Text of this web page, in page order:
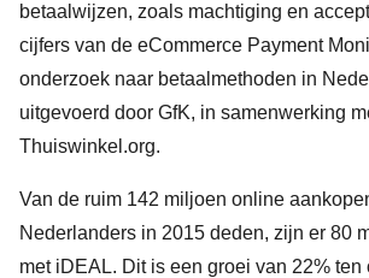
betaalwijzen, zoals machtiging en
cijfers van de eCommerce Payment
onderzoek naar betaalmethoden in
uitgevoerd door GfK, in samenwerking
Thuiswinkel.org.
Van de ruim 142 miljoen online
Nederlanders in 2015 deden, zijn er 80
met iDEAL. Dit is een groei van 22% ten